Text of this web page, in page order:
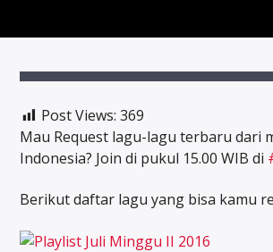
Post Views: 369
Mau Request lagu-lagu terbaru dari
Indonesia? Join di pukul 15.00 WIB di
Berikut daftar lagu yang bisa kamu